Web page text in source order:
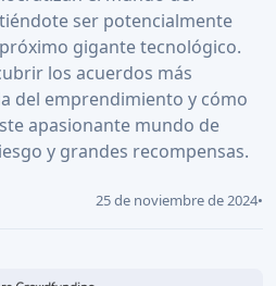
ser potencialmente
gigante tecnológico.
los acuerdos más
del emprendimiento y cómo
apasionante mundo de
y grandes recompensas.
25 de noviembre de 2024•